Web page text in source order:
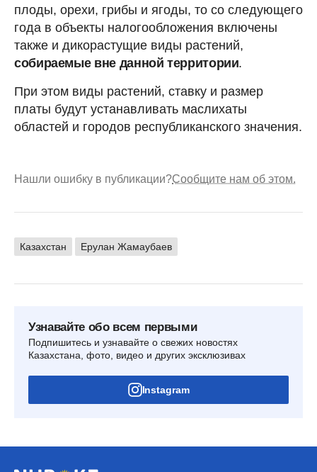
плоды, орехи, грибы и ягоды, то со следующего
года в объекты налогообложения включены
также и дикорастущие виды растений,
собираемые вне данной территории.
При этом виды растений, ставку и размер
платы будут устанавливать маслихаты
областей и городов республиканского значения.
Нашли ошибку в публикации?Сообщите нам об этом.
Казахстан Ерулан Жамаубаев
Узнавайте обо всем первыми
Подпишитесь и узнавайте о свежих новостях
Казахстана, фото, видео и других эксклюзивах
Instagram